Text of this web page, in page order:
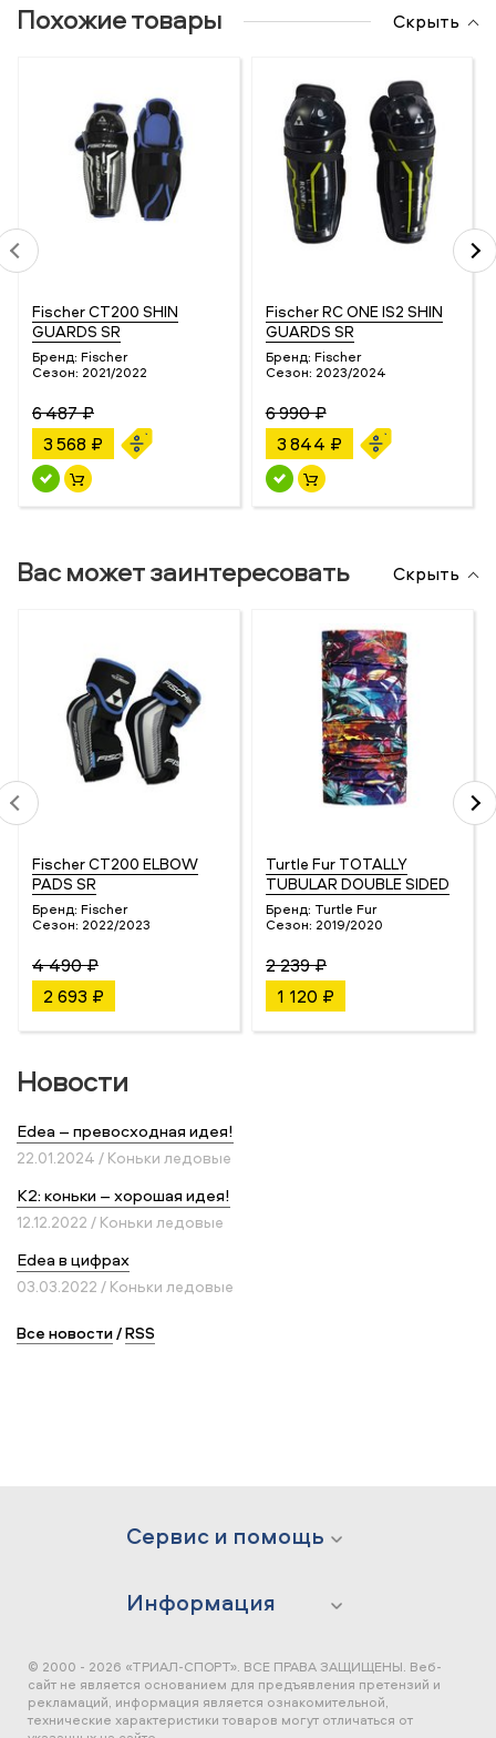
Похожие товары Скрыть
Fischer CT200 SHIN
GUARDS SR
Бренд: Fischer
Сезон: 2021/2022
6 487 ₽
3 568 ₽
Fischer RC ONE IS2 SHIN
GUARDS SR
Бренд: Fischer
Сезон: 2023/2024
6 990 ₽
3 844 ₽
Вас может заинтересовать Скрыть
Fischer CT200 ELBOW
PADS SR
Бренд: Fischer
Сезон: 2022/2023
4 490 ₽
2 693 ₽
Turtle Fur TOTALLY
TUBULAR DOUBLE SIDED
Бренд: Turtle Fur
Сезон: 2019/2020
2 239 ₽
1 120 ₽
Новости
Edea – превосходная идея!
22.01.2024 / Коньки ледовые
K2: коньки – хорошая идея!
12.12.2022 / Коньки ледовые
Edea в цифрах
03.03.2022 / Коньки ледовые
Все новости/RSS
Сервис и помощь
Информация
© 2000 - 2026 «ТРИАЛ-СПОРТ». ВСЕ ПРАВА ЗАЩИЩЕНЫ. Веб-
сайт не является основанием для предъявления претензий и
рекламаций, информация является ознакомительной,
технические характеристики товаров могут отличаться от